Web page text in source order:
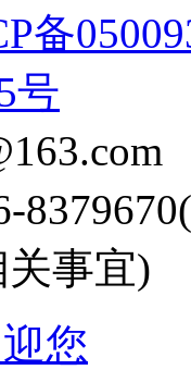
备
号
事宜)
您